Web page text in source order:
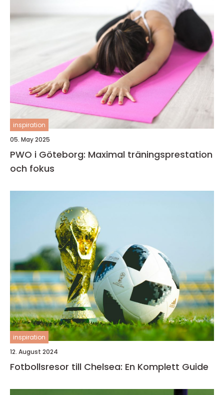
inspiration
05. May 2025
PWO i Göteborg: Maximal träningsprestation
och fokus
inspiration
12. August 2024
Fotbollsresor till Chelsea: En Komplett Guide